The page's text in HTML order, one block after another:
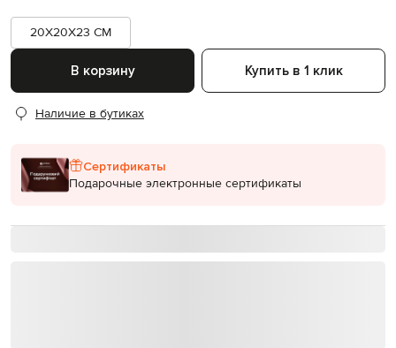
20X20X23 CM
В корзину Купить в 1 клик
Наличие в бутиках
Сертификаты
Подарочные электронные сертификаты